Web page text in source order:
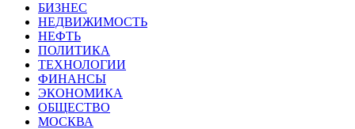
БИЗНЕС
НЕДВИЖИМОСТЬ
НЕФТЬ
ПОЛИТИКА
ТЕХНОЛОГИИ
ФИНАНСЫ
ЭКОНОМИКА
ОБЩЕСТВО
МОСКВА